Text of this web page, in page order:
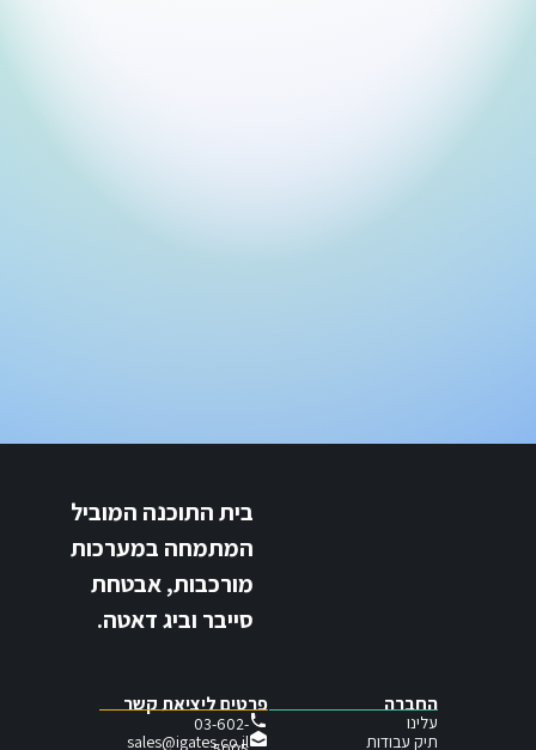
בית התוכנה המוביל
המתמחה במערכות
מורכבות, אבטחת
סייבר וביג דאטה.
פרטים ליציאת קשר
03-602-
sales@igates.co.il
החברה
עלינו
תיק עבודות